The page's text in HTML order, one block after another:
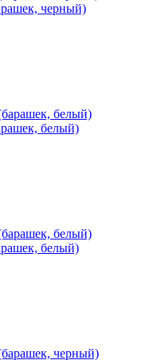
черный)
белый)
белый)